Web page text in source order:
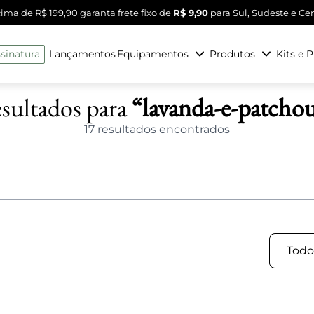
de R$ 199,90 garanta frete fixo de R$ 9,90 para Sul, Sudeste e
LançamentosEquipamentos Produtos Kits e
para“lavanda-e-
17 resultados encontrados